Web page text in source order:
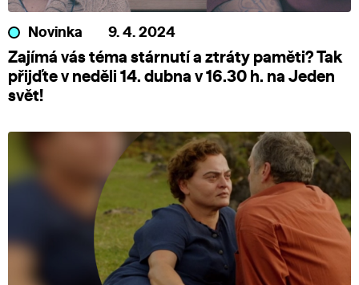
Novinka 9. 4. 2024
Zajímá vás téma stárnutí a ztráty paměti? Tak
přijďte v neděli 14. dubna v 16.30 h. na Jeden
svět!